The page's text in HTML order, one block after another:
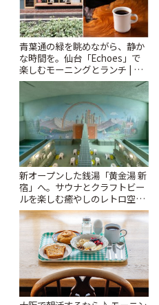
青葉通の緑を眺めながら、静か
な時間を。仙台「Echoes」で
楽しむモーニングとランチ | こ
とりっぷ
新オープンした銭湯「黄金湯 新
宿」へ。サウナとクラフトビー
ルを楽しむ癒やしのレトロ空間
| ことりっぷ